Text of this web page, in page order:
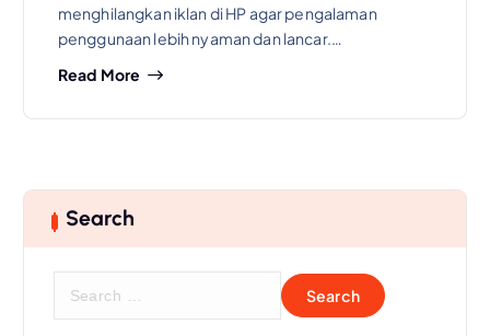
menghilangkan iklan di HP agar pengalaman
penggunaan lebih nyaman dan lancar.…
Read More
Search